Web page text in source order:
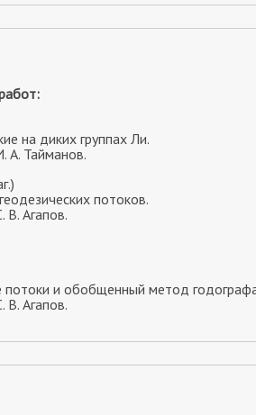
на диких группах Ли.
А. Тайманов.
потоков.
В. Агапов.
потоки и обобщенный метод
В. Агапов.